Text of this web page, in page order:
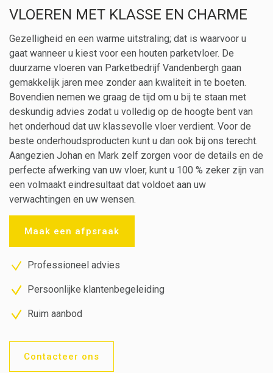
VLOEREN MET KLASSE EN CHARME
Gezelligheid en een warme uitstraling; dat is waarvoor u
gaat wanneer u kiest voor een houten parketvloer. De
duurzame vloeren van Parketbedrijf Vandenbergh gaan
gemakkelijk jaren mee zonder aan kwaliteit in te boeten.
Bovendien nemen we graag de tijd om u bij te staan met
deskundig advies zodat u volledig op de hoogte bent van
het onderhoud dat uw klassevolle vloer verdient. Voor de
beste onderhoudsproducten kunt u dan ook bij ons terecht.
Aangezien Johan en Mark zelf zorgen voor de details en de
perfecte afwerking van uw vloer, kunt u 100 % zeker zijn van
een volmaakt eindresultaat dat voldoet aan uw
verwachtingen en uw wensen.
Maak een afpsraak
Professioneel advies
Persoonlijke klantenbegeleiding
Ruim aanbod
Contacteer ons